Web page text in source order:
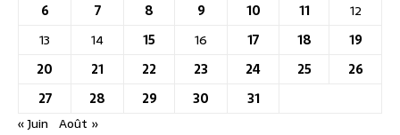
6
7 8 9 10 11
12
13
14 15 16 17 18
19
20
21 22 23 24 25
26
27
28 29 30
31
« Juin Août »